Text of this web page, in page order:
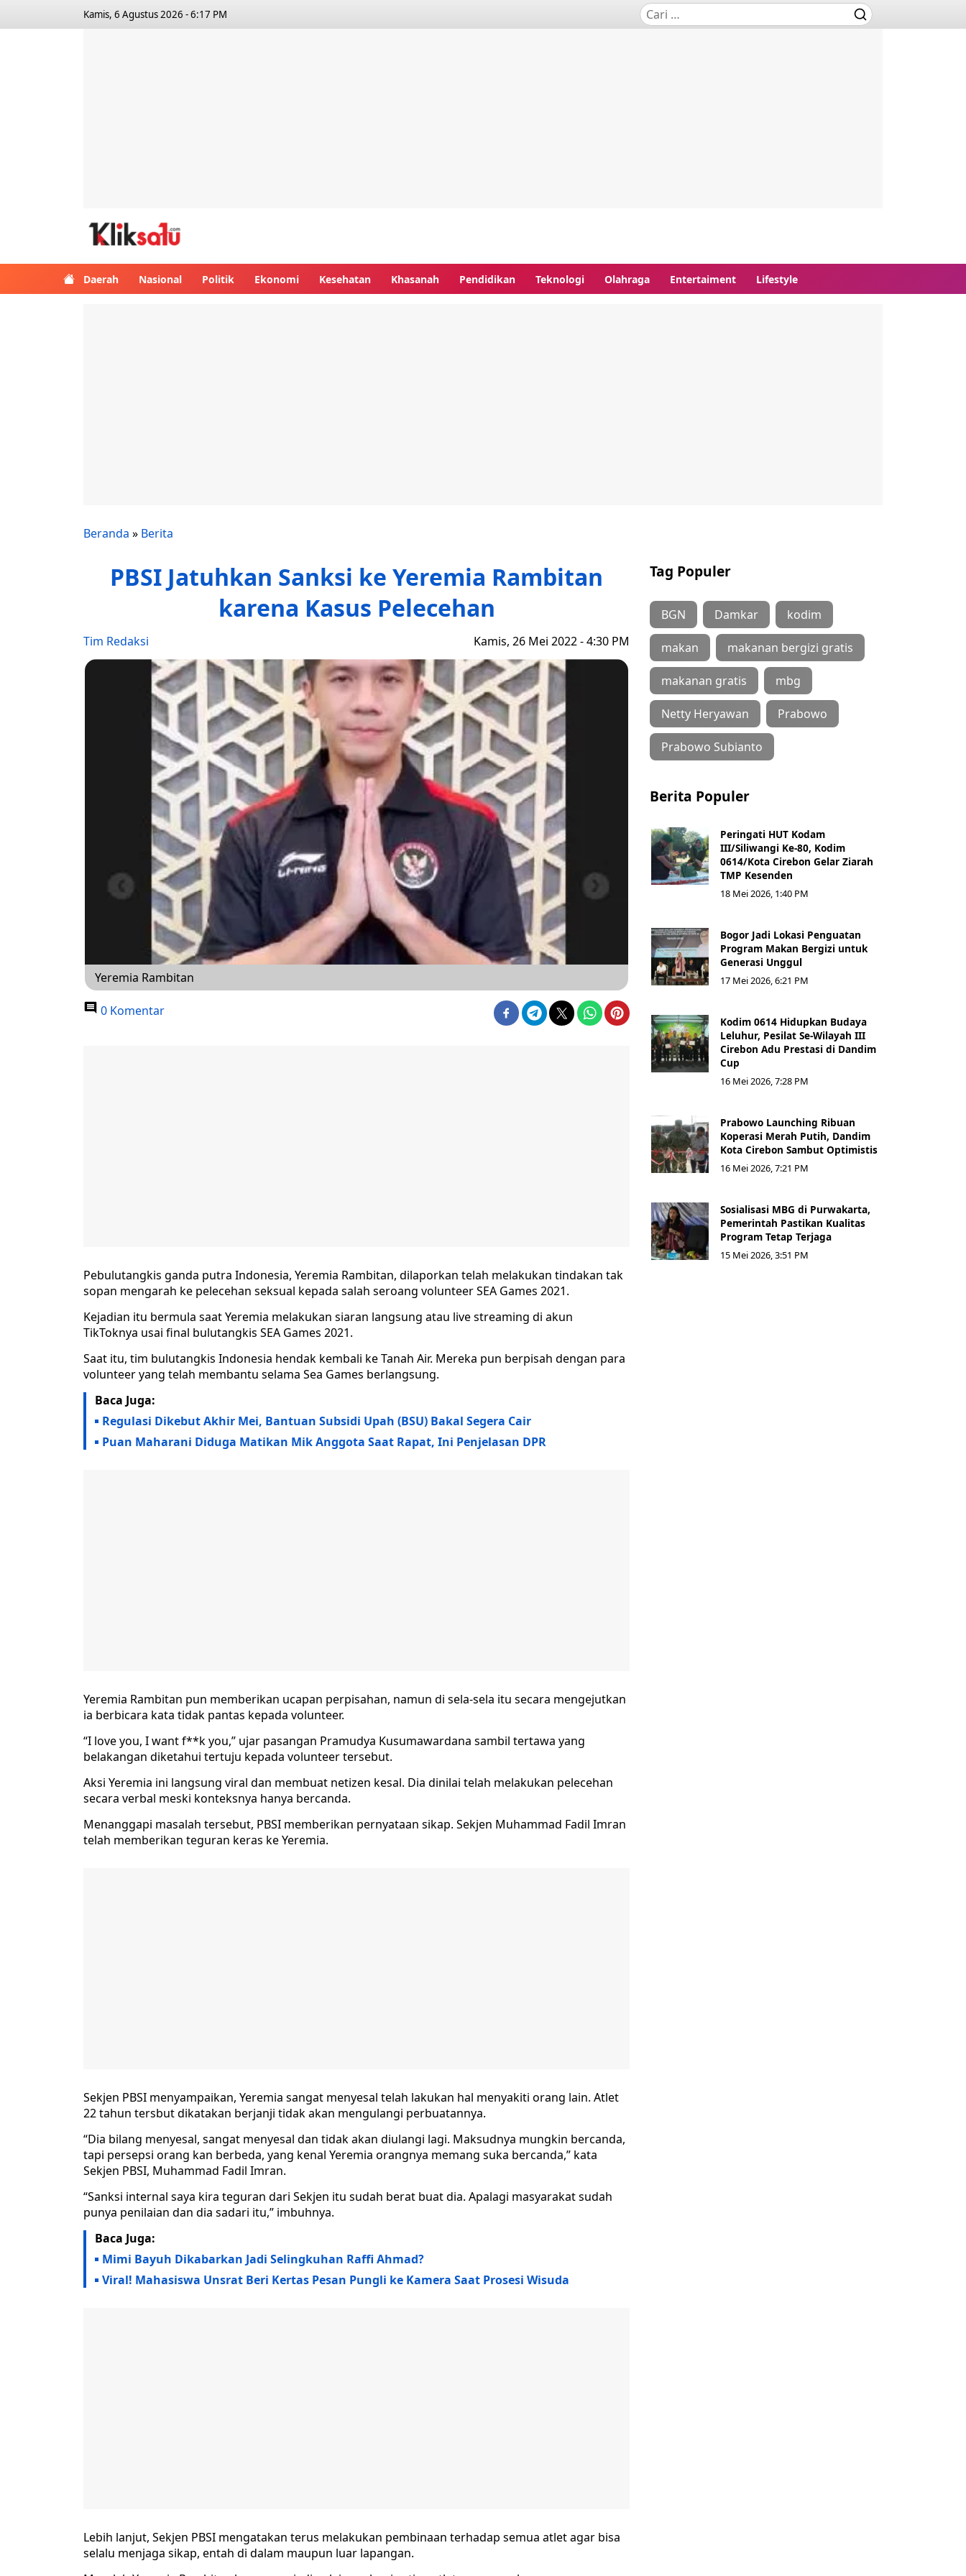
Kamis, 6 Agustus 2026 - 6:17 PM
Daerah Nasional Politik Ekonomi Kesehatan Khasanah Pendidikan Teknologi Olahraga Entertaiment Lifestyle
Beranda » Berita
PBSI Jatuhkan Sanksi ke Yeremia Rambitan
karena Kasus Pelecehan
Tim Redaksi Kamis, 26 Mei 2022 - 4:30 PM
Yeremia Rambitan
0 Komentar
Pebulutangkis ganda putra Indonesia, Yeremia Rambitan, dilaporkan telah melakukan tindakan tak
sopan mengarah ke pelecehan seksual kepada salah seroang volunteer SEA Games 2021.
Kejadian itu bermula saat Yeremia melakukan siaran langsung atau live streaming di akun
TikToknya usai final bulutangkis SEA Games 2021.
Saat itu, tim bulutangkis Indonesia hendak kembali ke Tanah Air. Mereka pun berpisah dengan para
volunteer yang telah membantu selama Sea Games berlangsung.
Baca Juga:
Regulasi Dikebut Akhir Mei, Bantuan Subsidi Upah (BSU) Bakal Segera Cair
Puan Maharani Diduga Matikan Mik Anggota Saat Rapat, Ini Penjelasan DPR
Yeremia Rambitan pun memberikan ucapan perpisahan, namun di sela-sela itu secara mengejutkan
ia berbicara kata tidak pantas kepada volunteer.
“I love you, I want f**k you,” ujar pasangan Pramudya Kusumawardana sambil tertawa yang
belakangan diketahui tertuju kepada volunteer tersebut.
Aksi Yeremia ini langsung viral dan membuat netizen kesal. Dia dinilai telah melakukan pelecehan
secara verbal meski konteksnya hanya bercanda.
Menanggapi masalah tersebut, PBSI memberikan pernyataan sikap. Sekjen Muhammad Fadil Imran
telah memberikan teguran keras ke Yeremia.
Sekjen PBSI menyampaikan, Yeremia sangat menyesal telah lakukan hal menyakiti orang lain. Atlet
22 tahun tersbut dikatakan berjanji tidak akan mengulangi perbuatannya.
“Dia bilang menyesal, sangat menyesal dan tidak akan diulangi lagi. Maksudnya mungkin bercanda,
tapi persepsi orang kan berbeda, yang kenal Yeremia orangnya memang suka bercanda,” kata
Sekjen PBSI, Muhammad Fadil Imran.
“Sanksi internal saya kira teguran dari Sekjen itu sudah berat buat dia. Apalagi masyarakat sudah
punya penilaian dan dia sadari itu,” imbuhnya.
Baca Juga:
Mimi Bayuh Dikabarkan Jadi Selingkuhan Raffi Ahmad?
Viral! Mahasiswa Unsrat Beri Kertas Pesan Pungli ke Kamera Saat Prosesi Wisuda
Lebih lanjut, Sekjen PBSI mengatakan terus melakukan pembinaan terhadap semua atlet agar bisa
selalu menjaga sikap, entah di dalam maupun luar lapangan.
Tag Populer
BGN Damkar kodim
makan makanan bergizi gratis
makanan gratis mbg
Netty Heryawan Prabowo
Prabowo Subianto
Berita Populer
Peringati HUT Kodam
III/Siliwangi Ke-80, Kodim
0614/Kota Cirebon Gelar Ziarah
TMP Kesenden
18 Mei 2026, 1:40 PM
Bogor Jadi Lokasi Penguatan
Program Makan Bergizi untuk
Generasi Unggul
17 Mei 2026, 6:21 PM
Kodim 0614 Hidupkan Budaya
Leluhur, Pesilat Se-Wilayah III
Cirebon Adu Prestasi di Dandim
Cup
16 Mei 2026, 7:28 PM
Prabowo Launching Ribuan
Koperasi Merah Putih, Dandim
Kota Cirebon Sambut Optimistis
16 Mei 2026, 7:21 PM
Sosialisasi MBG di Purwakarta,
Pemerintah Pastikan Kualitas
Program Tetap Terjaga
15 Mei 2026, 3:51 PM